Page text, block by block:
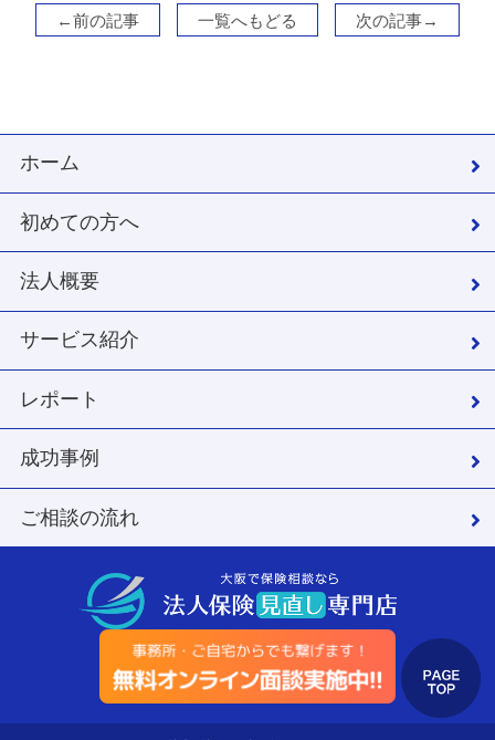
←前の記事 一覧へもどる 次の記事→
ホーム
初めての方へ
法人概要
サービス紹介
レポート
成功事例
ご相談の流れ